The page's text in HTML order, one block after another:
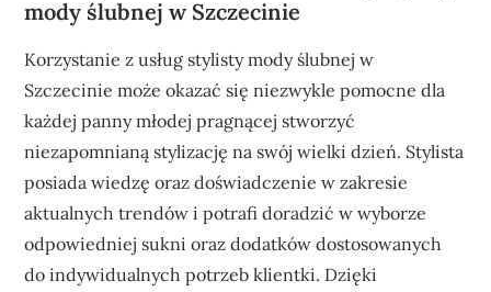
mody ślubnej w Szczecinie
Korzystanie z usług stylisty mody ślubnej w
Szczecinie może okazać się niezwykle pomocne dla
każdej panny młodej pragnącej stworzyć
niezapomnianą stylizację na swój wielki dzień. Stylista
posiada wiedzę oraz doświadczenie w zakresie
aktualnych trendów i potrafi doradzić w wyborze
odpowiedniej sukni oraz dodatków dostosowanych
do indywidualnych potrzeb klientki. Dzięki